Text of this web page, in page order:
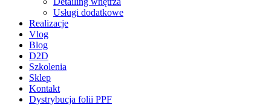
Usługi dodatkowe
Realizacje
Vlog
Blog
D2D
Szkolenia
Sklep
Kontakt
Dystrybucja folii PPF